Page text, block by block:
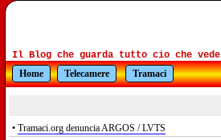
Il Blog che guarda tutto cio che vede
Home
Telecamere Tramaci
• Tramaci.org denuncia ARGOS / LVTS